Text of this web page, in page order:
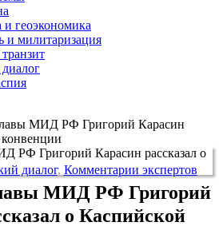
и геоэкономика
и милитаризация
МИД РФ Григорий Карасин
конвенции
диалог, Комментарии экспертов
МИД РФ Григорий
о Каспийской